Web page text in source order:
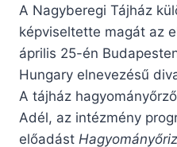
A Nagyberegi Tájház
képviseltette magát az
április 25-én
Hungary elnevezésű
A tájház
Adél, az intézmény
előadást